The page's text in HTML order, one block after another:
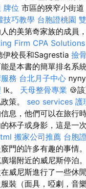
牌位 市區的狹窄小街
技巧教學 台胞證桃園
的美第奇家族的成員
Firm CPA Solutions
伊校長和Sagrestia 撿骨
是本書的簡單排名系
務 台北月子中心 nyny
lk。 天母整骨專業 🍪
策。 seo services 護
息，他們可以在旅行
杯子或身影，這是一
搬家公司推薦 台胞
門的許多有趣的事情。
場附近的威尼斯停泊。
威尼斯進行了一些休
裝（面具，啞劇，音